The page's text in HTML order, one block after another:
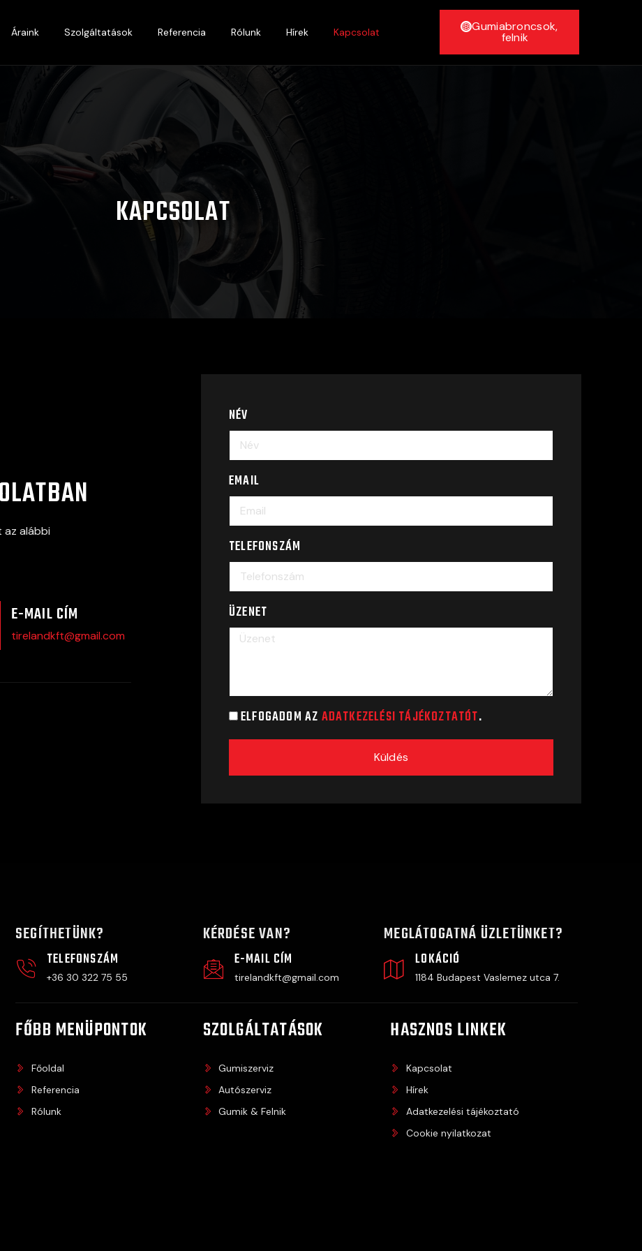
Áraink Szolgáltatások Referencia Rólunk Hírek Kapcsolat Gumiabroncsok,
felnik
KAPCSOLAT
az alábbi
E-MAIL CÍM
tirelandkft@gmail.com
NÉV
EMAIL
TELEFONSZÁM
ÜZENET
ELFOGADOM AZ ADATKEZELÉSI TÁJÉKOZTATÓT.
Küldés
SEGÍTHETÜNK?
TELEFONSZÁM
+36 30 322 75 55
KÉRDÉSE VAN?
E-MAIL CÍM
tirelandkft@gmail.com
MEGLÁTOGATNÁ ÜZLETÜNKET?
LOKÁCIÓ
1184 Budapest Vaslemez utca 7.
FŐBB MENÜPONTOK
Főoldal
Referencia
Rólunk
SZOLGÁLTATÁSOK
Gumiszerviz
Autószerviz
Gumik & Felnik
HASZNOS LINKEK
Kapcsolat
Hírek
Adatkezelési tájékoztató
Cookie nyilatkozat